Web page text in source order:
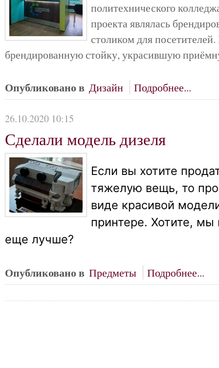
политехнического
проекта являлась
столиком для
брендированную стойку, украсившую
Опубликовано в Дизайн Подробнее...
26.10.2020 10:15
Сделали модель дизеля
Если вы хотите
тяжелую вещь, то
виде красивой
принтере. Хотите,
еще лучше?
Опубликовано в Предметы Подробнее...